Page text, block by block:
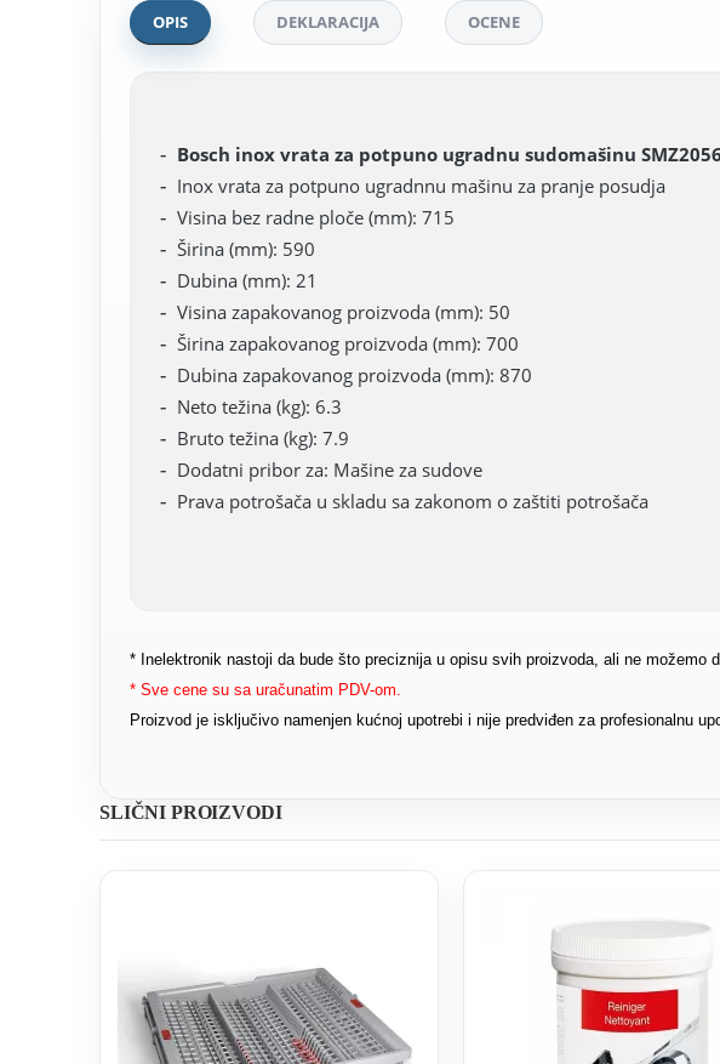
OPIS DEKLARACIJA OCENE
Bosch inox vrata za potpuno ugradnu sudomašinu SMZ2056
Inox vrata za potpuno ugradnnu mašinu za pranje posudja
Visina bez radne ploče (mm): 715
Širina (mm): 590
Dubina (mm): 21
Visina zapakovanog proizvoda (mm): 50
Širina zapakovanog proizvoda (mm): 700
Dubina zapakovanog proizvoda (mm): 870
Neto težina (kg): 6.3
Bruto težina (kg): 7.9
Dodatni pribor za: Mašine za sudove
Prava potrošača u skladu sa zakonom o zaštiti potrošača
* Inelektronik nastoji da bude što preciznija u opisu svih proizvoda, ali ne možemo
* Sve cene su sa uračunatim PDV-om.
Proizvod je isključivo namenjen kućnoj upotrebi i nije predviđen za profesionalnu
SLIČNI PROIZVODI